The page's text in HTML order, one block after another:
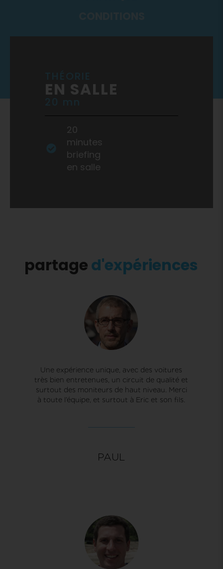
EN SALLE
20
minutes
briefing
en salle
partaged'expériences
Une expérience unique, avec des voitures
très bien entretenues, un circuit de qualité et
surtout des moniteurs de haut niveau. Merci
à toute l’équipe, et surtout à Eric et son fils.
PAUL